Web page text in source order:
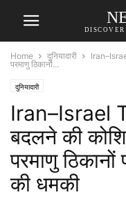
Home दुनियादारी
परमाणु ठिकानों...
दुनियादारी
Iran–Israel
बदलने की
परमाणु
की धमकी